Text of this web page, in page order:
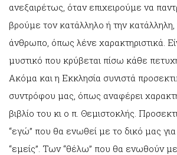
ανεξαιρέτως, όταν επιχειρούμε να
βρούμε τον κατάλληλο ή την
άνθρωπο, όπως λένε χαρακτηριστικά.
μυστικό που κρύβεται πίσω κάθε
Ακόμα και η Εκκλησία συνιστά
συντρόφου μας, όπως αναφέρει
βιβλίο του κι ο π. Θεμιστοκλής.
“εγώ” που θα ενωθεί με το δικό μας
“εμείς”. Των “θέλω” που θα ενωθούν